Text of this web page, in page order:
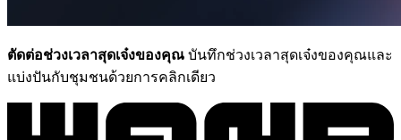
ตัดต่อช่วงเวลาสุดเจ๋งของคุณ บันทึกช่วงเวลาสุดเจ๋งของคุณและ
แบ่งปันกับชุมชนด้วยการคลิกเดียว